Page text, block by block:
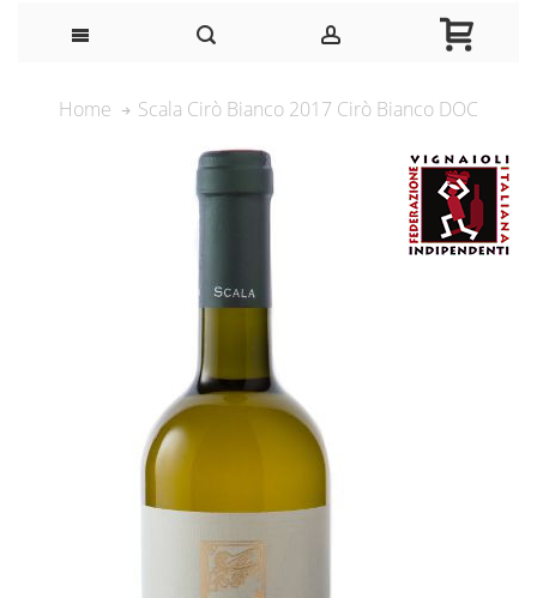
Home Scala Cirò Bianco 2017 Cirò Bianco DOC